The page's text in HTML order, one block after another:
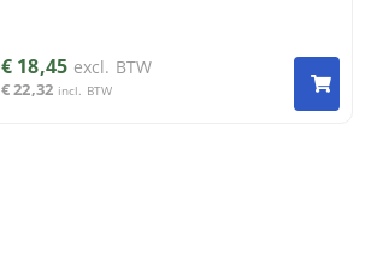
€18,45 excl. BTW
€22,32 incl. BTW